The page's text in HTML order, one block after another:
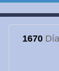
1670